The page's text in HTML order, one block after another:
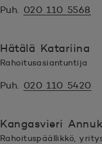
Puh. 020 110 5568
Hätälä Katariina
Rahoitusasiantuntija
Puh. 020 110 5420
Kangasvieri
Rahoituspäällikkö,